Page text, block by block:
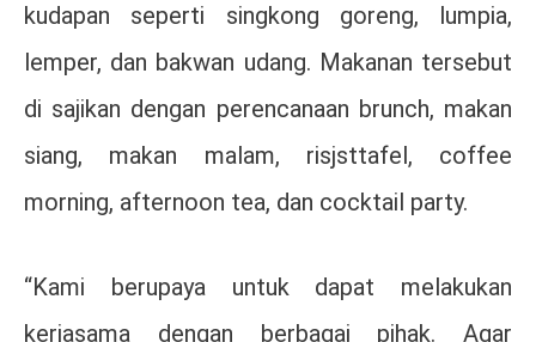
kudapan seperti singkong goreng, lumpia,
lemper, dan bakwan udang. Makanan tersebut
di sajikan dengan perencanaan brunch, makan
siang, makan malam, risjsttafel, coffee
morning, afternoon tea, dan cocktail party.
“Kami berupaya untuk dapat melakukan
kerjasama dengan berbagai pihak. Agar